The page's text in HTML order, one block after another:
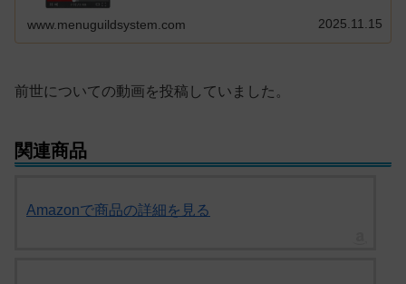
www.menuguildsystem.com 2025.11.15
前世についての動画を投稿していました。
関連商品
Amazonで商品の詳細を見る